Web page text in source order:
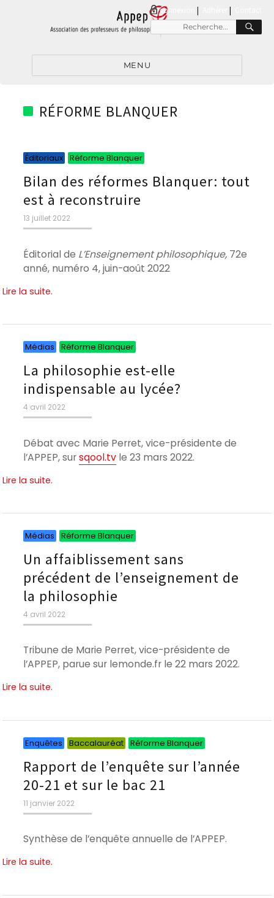
connexion |
Recherche
pour
MENU
RÉFORME BLANQUER
Éditoriaux Réforme Blanquer
Bilan des réformes Blanquer: tout
est à reconstruire
Publié
le
13 juillet 2022
Éditorial de L’Enseignement philosophique, 72e
anné, numéro 4, juin-août 2022
Lire la suite.
Médias Réforme Blanquer
La philosophie est-elle
indispensable au lycée?
Publié
le
4 avril 2022
Débat avec Marie Perret, vice-présidente de
l’APPEP, sursqool.tv le 23 mars 2022.
Lire la suite.
Médias Réforme Blanquer
Un affaiblissement sans
précédent de l’enseignement de
la philosophie
Publié
le
4 avril 2022
Tribune de Marie Perret, vice-présidente de
l’APPEP, parue sur lemonde.fr le 22 mars 2022.
Lire la suite.
Enquêtes Baccalauréat Réforme Blanquer
Rapport de l’enquête sur l’année
20-21 et sur le bac 21
Publié
le
11 janvier 2022
Synthèse de l’enquête annuelle de l’APPEP.
Lire la suite.